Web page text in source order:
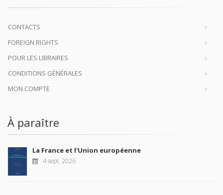
CONTACTS
FOREIGN RIGHTS
POUR LES LIBRAIRES
CONDITIONS GÉNÉRALES
MON COMPTE
À paraître
La France et l'Union européenne
4 sept. 2026